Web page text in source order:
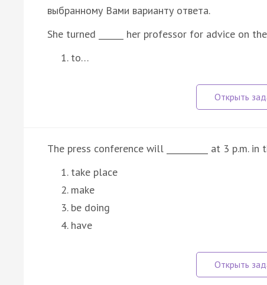
выбранному Вами варианту ответа.
She turned ______ her professor for advice on
to…
The press conference will __________ at 3 p.m.
take place
make
be doing
have